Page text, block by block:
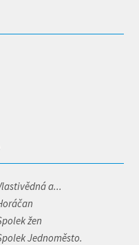
a...
žen
Jednoměsto.